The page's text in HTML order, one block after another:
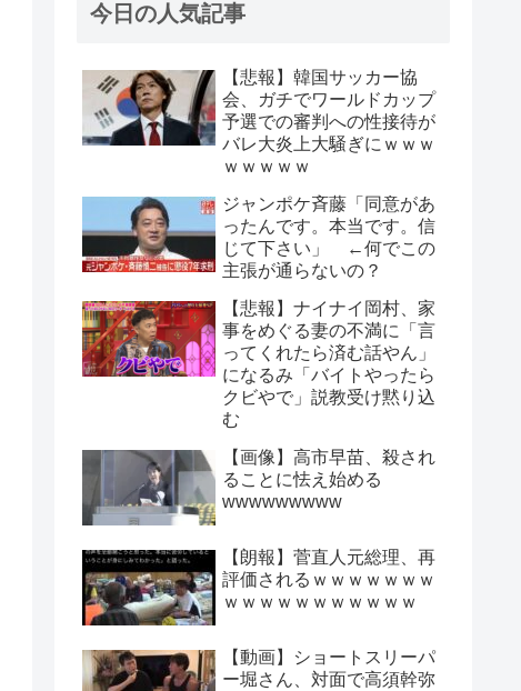
今日の人気記事
【悲報】韓国サッカー協
会、ガチでワールドカップ
予選での審判への性接待が
バレ大炎上大騒ぎにｗｗｗ
ｗｗｗｗｗ
ジャンポケ斉藤「同意があ
ったんです。本当です。信
じて下さい」 ←何でこの
主張が通らないの？
【悲報】ナイナイ岡村、家
事をめぐる妻の不満に「言
ってくれたら済む話やん」
になるみ「バイトやったら
クビやで」説教受け黙り込
む
【画像】高市早苗、殺され
ることに怯え始める
wwwwwwwww
【朗報】菅直人元総理、再
評価されるｗｗｗｗｗｗｗ
ｗｗｗｗｗｗｗｗｗｗｗ
【動画】ショートスリーパ
ー堀さん、対面で高須幹弥